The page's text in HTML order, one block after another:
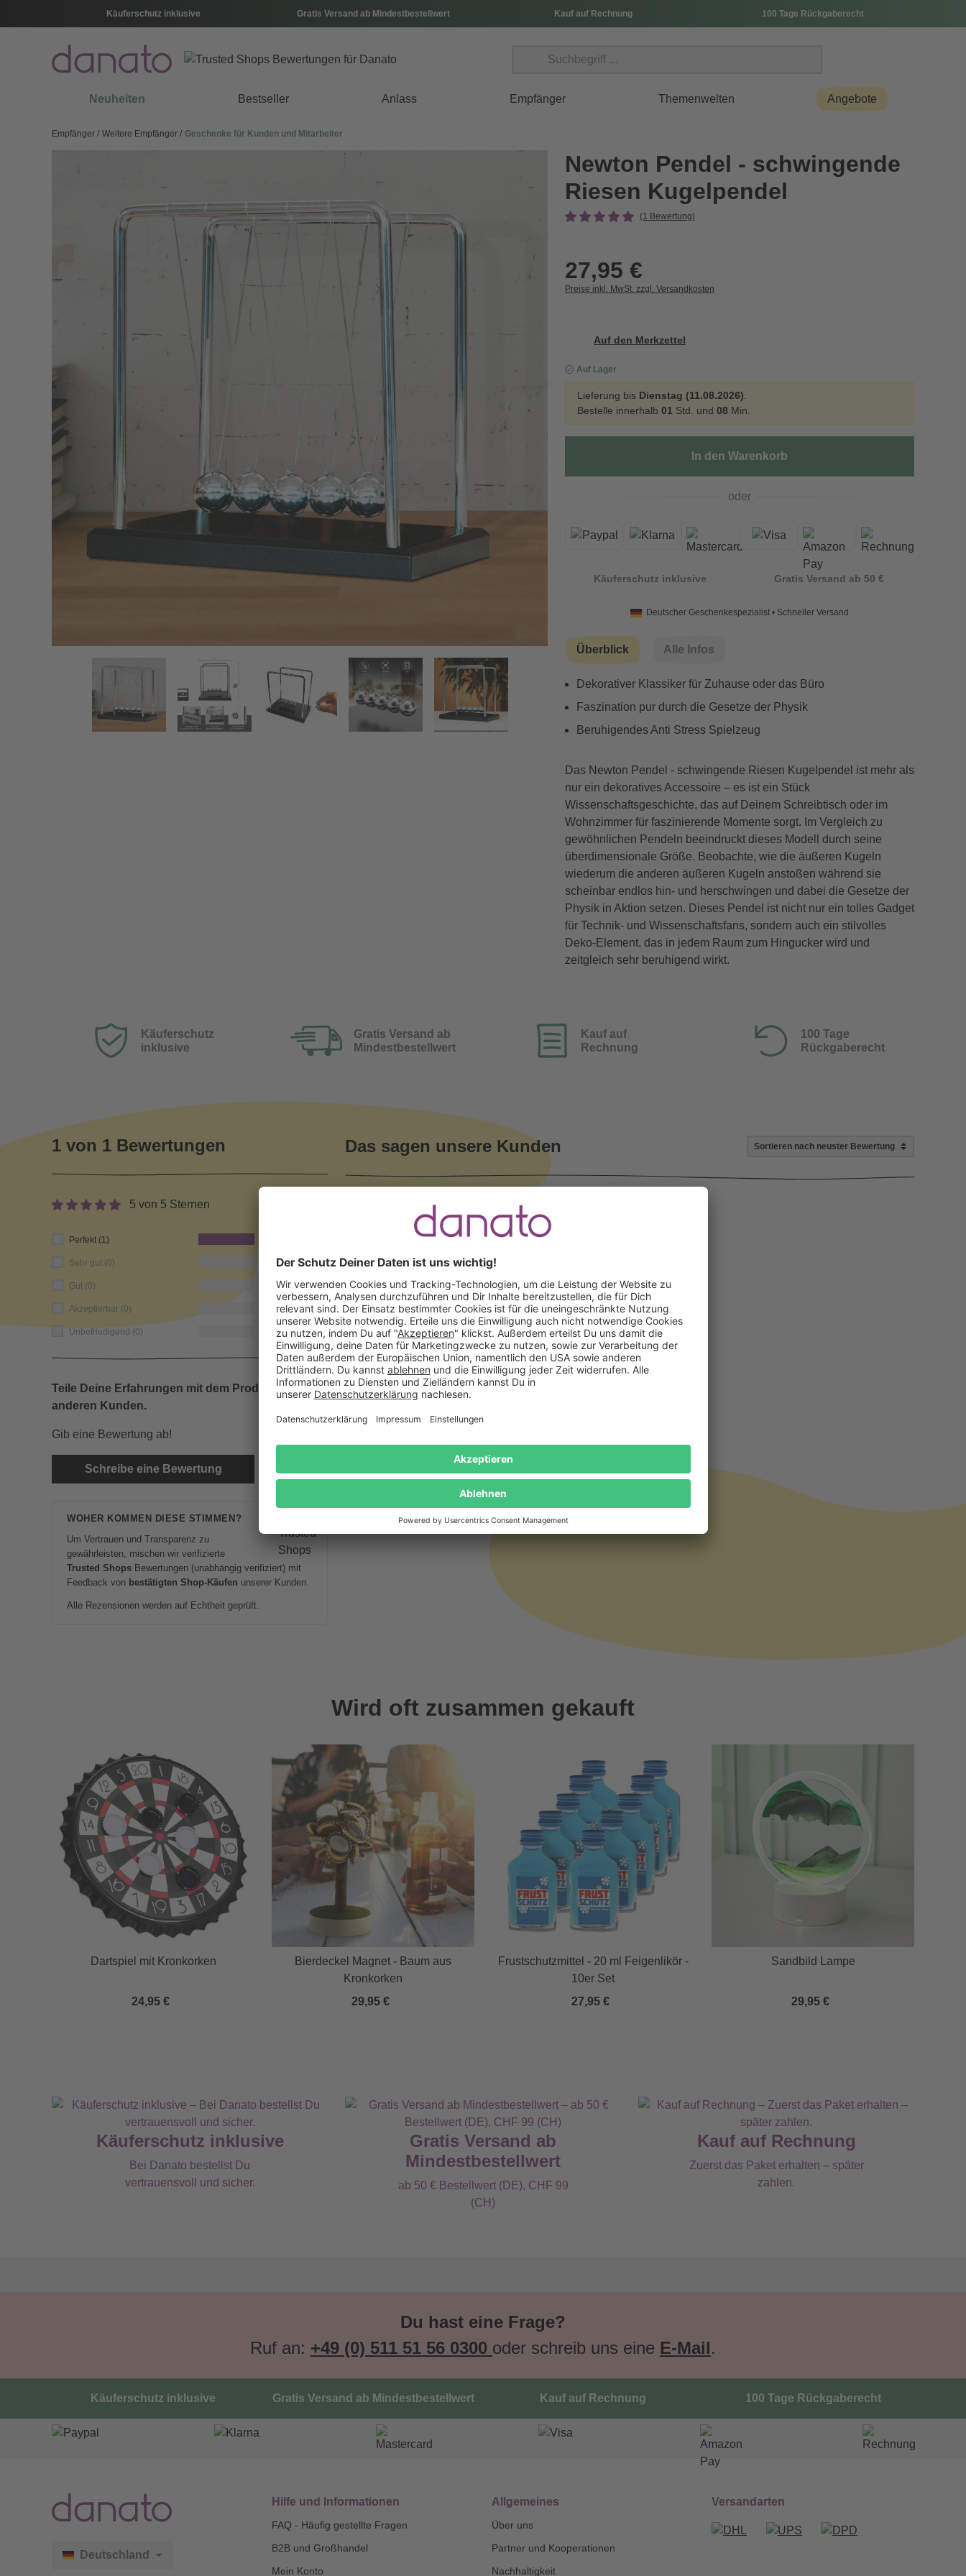
Käuferschutz inklusive Gratis Versand ab Mindestbestellwert Kauf auf Rechnung 100 Tage Rückgaberecht
Neuheiten Bestseller Anlass Empfänger Themenwelten Angebote
Empfänger Weitere Empfänger Geschenke für Kunden und Mitarbeiter
Zurück Vorwärts
Newton Pendel - schwingende
Riesen Kugelpendel
(1 Bewertung)
27,95 €
Preise inkl. MwSt. zzgl. Versandkosten
Auf den Merkzettel
Auf Lager
Lieferung bis Dienstag (11.08.2026)
Bestelle innerhalb 01 Std. und 08 Min.
In den Warenkorb
oder
Käuferschutz inklusive Gratis Versand ab 50 €
Deutscher Geschenkespezialist • Schneller Versand
Überblick Alle Infos
Dekorativer Klassiker für Zuhause oder das Büro
Faszination pur durch die Gesetze der Physik
Beruhigendes Anti Stress Spielzeug
Das Newton Pendel - schwingende Riesen Kugelpendel ist mehr als
nur ein dekoratives Accessoire – es ist ein Stück
Wissenschaftsgeschichte, das auf Deinem Schreibtisch oder im
Wohnzimmer für faszinierende Momente sorgt. Im Vergleich zu
gewöhnlichen Pendeln beeindruckt dieses Modell durch seine
überdimensionale Größe. Beobachte, wie die äußeren Kugeln
wiederum die anderen äußeren Kugeln anstoßen während sie
scheinbar endlos hin- und herschwingen und dabei die Gesetze der
Physik in Aktion setzen. Dieses Pendel ist nicht nur ein tolles Gadget
für Technik- und Wissenschaftsfans, sondern auch ein stilvolles
Deko-Element, das in jedem Raum zum Hingucker wird und
zeitgleich sehr beruhigend wirkt.
Käuferschutz
inklusive
Gratis Versand ab
Mindestbestellwert
Kauf auf
Rechnung
100 Tage
Rückgaberecht
1 von 1 Bewertungen
5 von 5 Sternen
Perfekt (1)
Sehr gut (0) 0%
Gut (0) 0%
Akzeptierbar (0) 0%
Unbefriedigend (0) 0%
Teile Deine Erfahrungen mit dem Produkt mit
anderen Kunden.
Gib eine Bewertung ab!
Schreibe eine Bewertung
WOHER KOMMEN DIESE STIMMEN?
Um Vertrauen und Transparenz zu
gewährleisten, mischen wir verifizierte
Trusted Shops Bewertungen (unabhängig verifiziert) mit
Feedback von bestätigten Shop-Käufen unserer Kunden.
Alle Rezensionen werden auf Echtheit geprüft.
Das sagen unsere Kunden
schrieb am 15.06.2026
Gut und schnell Geliefert
Gut und schnell Geliefert
War diese Bewertung hilfreich? (0) (0)
Wird oft zusammen gekauft
Dartspiel mit Kronkorken
24,95 €
Bierdeckel Magnet - Baum aus
Kronkorken
29,95 €
Frustschutzmittel - 20 ml Feigenlikör -
10er Set
27,95 €
Sandbild Lampe
29,95 €
Käuferschutz inklusive
Bei Danato bestellst Du
vertrauensvoll und sicher.
Gratis Versand ab
Mindestbestellwert
ab 50 € Bestellwert (DE), CHF 99
(CH)
Kauf auf Rechnung
Zuerst das Paket erhalten – später
zahlen.
Du hast eine Frage?
Ruf an: +49 (0) 511 51 56 0300 oder schreib uns eine E-Mail.
Käuferschutz inklusive Gratis Versand ab Mindestbestellwert Kauf auf Rechnung 100 Tage Rückgaberecht
Versandarten
Deutschland
Hilfe und Informationen
FAQ - Häufig gestellte Fragen
B2B und Großhandel
Mein Konto
Allgemeines
Über uns
Partner und Kooperationen
Nachhaltigkeit